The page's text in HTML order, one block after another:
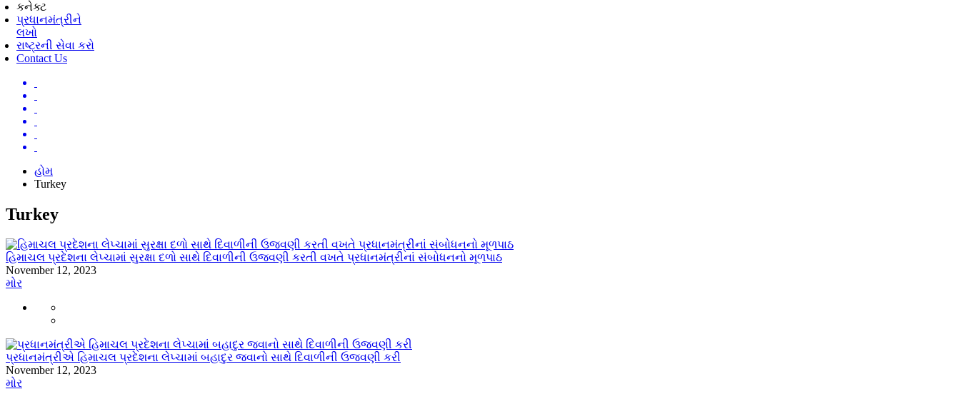
કનેક્ટ
પ્રધાનમંત્રીને
લખો
રાષ્ટ્રની સેવા કરો
Contact Us
હોમ
Turkey
Turkey
હિમાચલ પ્રદેશના લેપ્ચામાં સુરક્ષા દળો સાથે દિવાળીની ઉજવણી કરતી વખતે પ્રધાનમંત્રીનાં સંબોધનનો મૂળપાઠ
November 12, 2023
મોર
પ્રધાનમંત્રીએ હિમાચલ પ્રદેશના લેપ્ચામાં બહાદુર જવાનો સાથે દિવાળીની ઉજવણી કરી
November 12, 2023
મોર